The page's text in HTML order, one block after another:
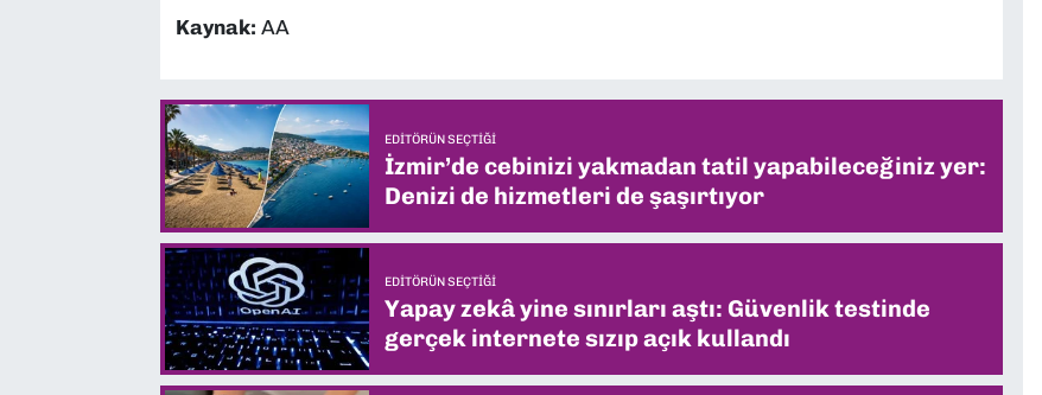
Kaynak: AA
EDITÖRÜN SEÇTIĞI
İzmir’de cebinizi yakmadan tatil yapabileceğiniz yer:
Denizi de hizmetleri de şaşırtıyor
EDITÖRÜN SEÇTIĞI
Yapay zekâ yine sınırları aştı: Güvenlik testinde
gerçek internete sızıp açık kullandı